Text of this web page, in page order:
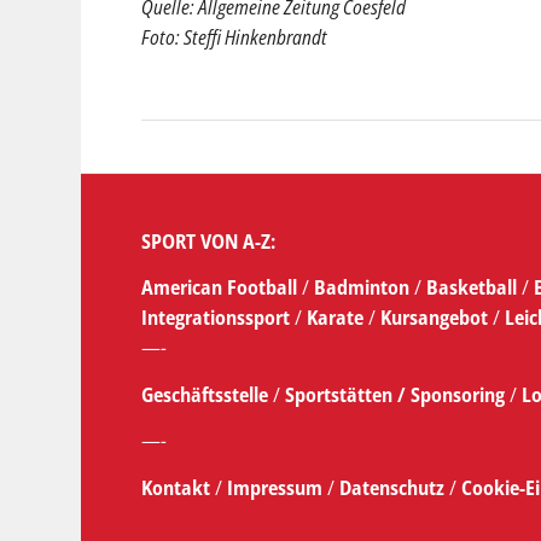
Quelle: Allgemeine Zeitung Coesfeld
Foto: Steffi Hinkenbrandt
SPORT VON A-Z:
American Football/ Badminton/ Basketball/
Integrationssport/ Karate/ Kursangebot/
—-
Geschäftsstelle/Sportstätten /Sponsoring/
—-
Kontakt/ Impressum/ Datenschutz/Cookie-